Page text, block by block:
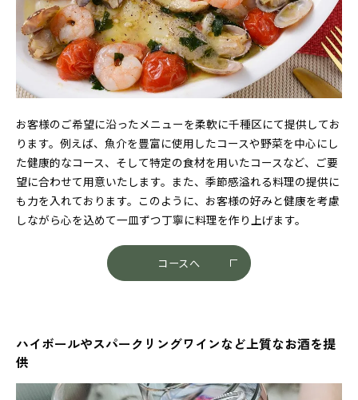
お客様のご希望に沿ったメニューを柔軟に千種区にて提供してお
ります。例えば、魚介を豊富に使用したコースや野菜を中心にし
た健康的なコース、そして特定の食材を用いたコースなど、ご要
望に合わせて用意いたします。また、季節感溢れる料理の提供に
も力を入れております。このように、お客様の好みと健康を考慮
しながら心を込めて一皿ずつ丁寧に料理を作り上げます。
コースへ
ハイボールやスパークリングワインなど上質なお酒を提
供